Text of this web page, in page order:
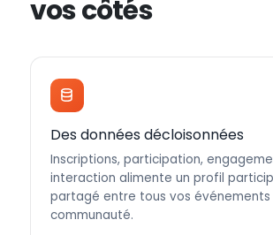
vos côtés
Des données décloisonnées
Inscriptions, participation,
interaction alimente un profil
partagé entre tous vos
communauté.